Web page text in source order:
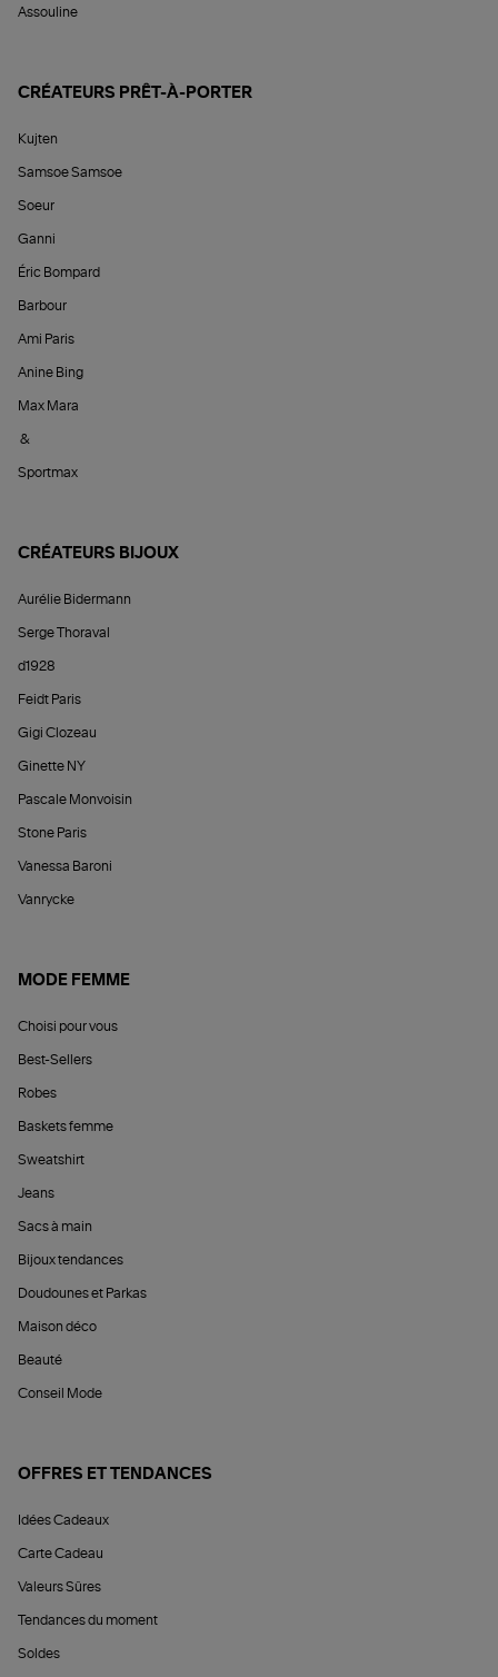
Assouline
CRÉATEURS PRÊT-À-PORTER
Kujten
Samsoe Samsoe
Soeur
Ganni
Éric Bompard
Barbour
Ami Paris
Anine Bing
Max Mara
&
Sportmax
CRÉATEURS BIJOUX
Aurélie Bidermann
Serge Thoraval
d1928
Feidt Paris
Gigi Clozeau
Ginette NY
Pascale Monvoisin
Stone Paris
Vanessa Baroni
Vanrycke
MODE FEMME
Choisi pour vous
Best-Sellers
Robes
Baskets femme
Sweatshirt
Jeans
Sacs à main
Bijoux tendances
Doudounes et Parkas
Maison déco
Beauté
Conseil Mode
OFFRES ET TENDANCES
Idées Cadeaux
Carte Cadeau
Valeurs Sûres
Tendances du moment
Soldes